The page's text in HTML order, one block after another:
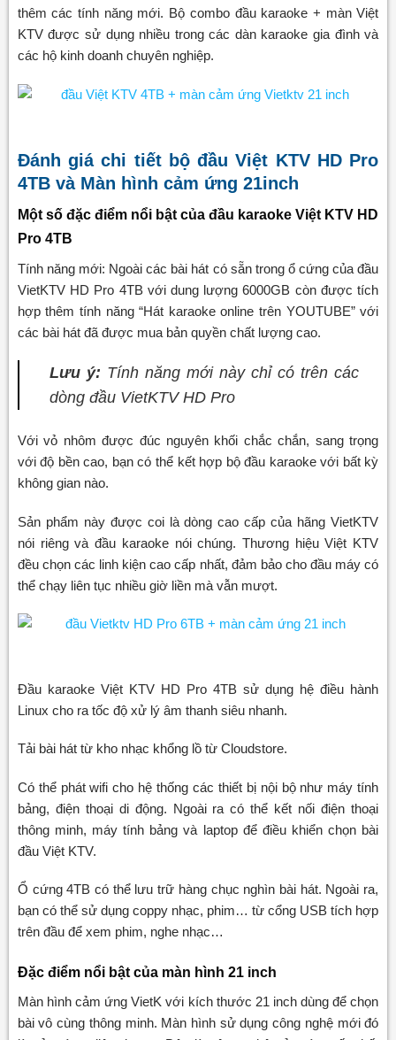
thêm các tính năng mới. Bộ combo đầu karaoke + màn Việt
KTV được sử dụng nhiều trong các dàn karaoke gia đình và
các hộ kinh doanh chuyên nghiệp.
Đánh giá chi tiết bộ đầu Việt KTV HD Pro
4TB và Màn hình cảm ứng 21inch
Một số đặc điểm nổi bật của đầu karaoke Việt KTV HD
Pro 4TB
Tính năng mới: Ngoài các bài hát có sẵn trong ổ cứng của đầu
VietKTV HD Pro 4TB với dung lượng 6000GB còn được tích
hợp thêm tính năng “Hát karaoke online trên YOUTUBE” với
các bài hát đã được mua bản quyền chất lượng cao.
Lưu ý: Tính năng mới này chỉ có trên các
dòng đầu VietKTV HD Pro
Với vỏ nhôm được đúc nguyên khối chắc chắn, sang trọng
với độ bền cao, bạn có thể kết hợp bộ đầu karaoke với bất kỳ
không gian nào.
Sản phẩm này được coi là dòng cao cấp của hãng VietKTV
nói riêng và đầu karaoke nói chúng. Thương hiệu Việt KTV
đều chọn các linh kiện cao cấp nhất, đảm bảo cho đầu máy có
thể chạy liên tục nhiều giờ liền mà vẫn mượt.
Đầu karaoke Việt KTV HD Pro 4TB sử dụng hệ điều hành
Linux cho ra tốc độ xử lý âm thanh siêu nhanh.
Tải bài hát từ kho nhạc khổng lồ từ Cloudstore.
Có thể phát wifi cho hệ thống các thiết bị nội bộ như máy tính
bảng, điện thoại di động. Ngoài ra có thể kết nối điện thoại
thông minh, máy tính bảng và laptop để điều khiển chọn bài
đầu Việt KTV.
Ổ cứng 4TB có thể lưu trữ hàng chục nghìn bài hát. Ngoài ra,
bạn có thể sử dụng coppy nhạc, phim… từ cổng USB tích hợp
trên đầu để xem phim, nghe nhạc…
Đặc điểm nổi bật của màn hình 21 inch
Màn hình cảm ứng VietK với kích thước 21 inch dùng để chọn
bài vô cùng thông minh. Màn hình sử dụng công nghệ mới đó